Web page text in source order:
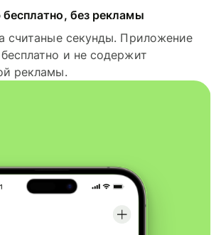
без рекламы
считаные секунды. Приложение
и не содержит
рекламы.